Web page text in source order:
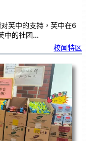
芙中的支持，芙中在6
中的社团…
校闻特区